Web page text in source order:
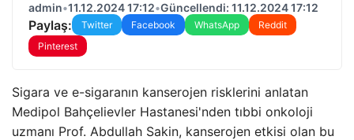
admin•11.12.2024 17:12•Güncellendi: 11.12.2024 17:12
Paylaş: Twitter Facebook WhatsApp
Reddit
Pinterest
Sigara ve e-sigaranın kanserojen risklerini anlatan
Medipol Bahçelievler Hastanesi'nden tıbbi onkoloji
uzmanı Prof. Abdullah Sakin, kanserojen etkisi olan bu